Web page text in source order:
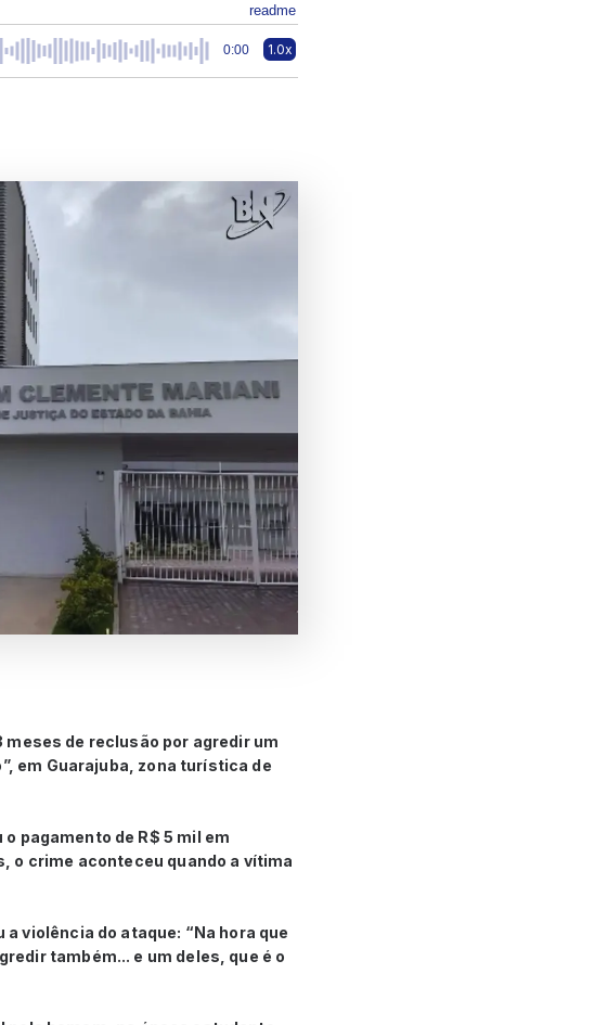
readme
0:00 1.0x
meses de reclusão por agredir um
em Guarajuba, zona turística de
pagamento de R$ 5 mil em
o crime aconteceu quando a vítima
violência do ataque: “Na hora que
também... e um deles, que é o